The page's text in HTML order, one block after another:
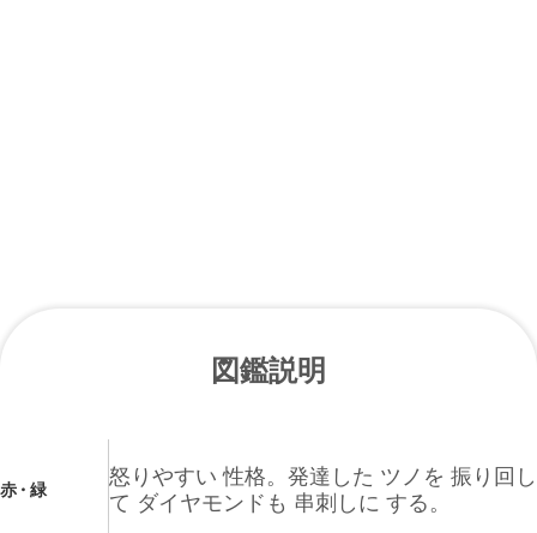
図鑑説明
赤・緑
怒りやすい 性格。発達した ツノを 振り回し
て ダイヤモンドも 串刺しに する。